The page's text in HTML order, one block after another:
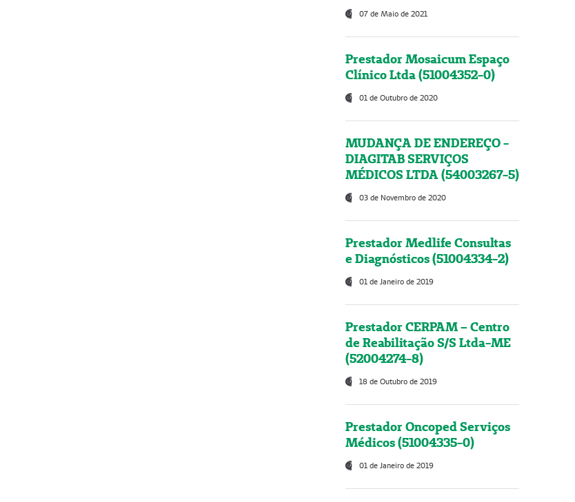
07 de Maio de 2021
Prestador Mosaicum Espaço
Clínico Ltda (51004352-0)
01 de Outubro de 2020
MUDANÇA DE ENDEREÇO -
DIAGITAB SERVIÇOS
MÉDICOS LTDA (54003267-5)
03 de Novembro de 2020
Prestador Medlife Consultas
e Diagnósticos (51004334-2)
01 de Janeiro de 2019
Prestador CERPAM – Centro
de Reabilitação S/S Ltda-ME
(52004274-8)
18 de Outubro de 2019
Prestador Oncoped Serviços
Médicos (51004335-0)
01 de Janeiro de 2019